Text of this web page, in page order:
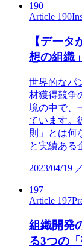
190
Article 190
【デー
想の組織
世界的なパ
材獲得競争
境の中で、
ています。
則」とは何
と実績ある
2023/04/19
197
Article 197
組織開発
る3つの